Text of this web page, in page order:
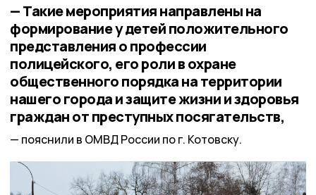
— Такие мероприятия направлены на
формирование у детей положительного
представления о профессии
полицейского, его роли в охране
общественного порядка на территории
нашего города и защите жизни и здоровья
граждан от преступных посягательств,
пояснили в ОМВД России по г. Котовску.